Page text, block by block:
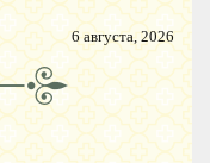
6 августа, 2026